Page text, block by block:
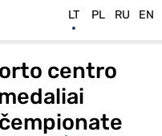
centro
LT PL RU EN